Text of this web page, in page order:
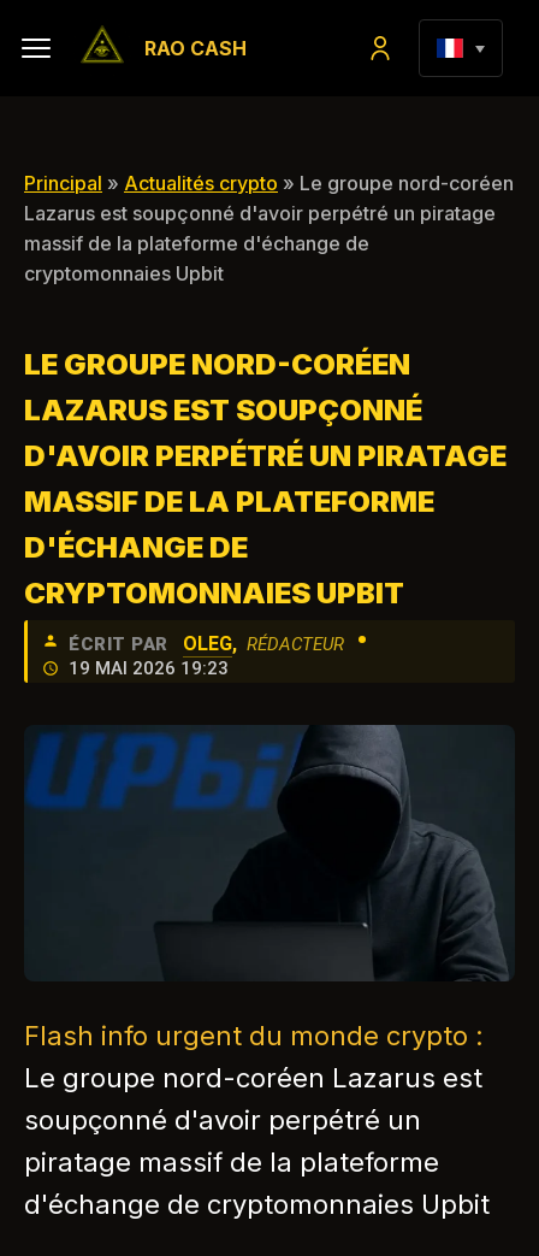
RAO CASH
Principal » Actualités crypto » Le groupe nord-coréen
Lazarus est soupçonné d'avoir perpétré un piratage
massif de la plateforme d'échange de
cryptomonnaies Upbit
LE GROUPE NORD-CORÉEN
LAZARUS EST SOUPÇONNÉ
D'AVOIR PERPÉTRÉ UN PIRATAGE
MASSIF DE LA PLATEFORME
D'ÉCHANGE DE
CRYPTOMONNAIES UPBIT
ÉCRIT PAR OLEG, RÉDACTEUR •
19 MAI 2026 19:23
Flash info urgent du monde crypto :
Le groupe nord-coréen Lazarus est
soupçonné d'avoir perpétré un
piratage massif de la plateforme
d'échange de cryptomonnaies Upbit